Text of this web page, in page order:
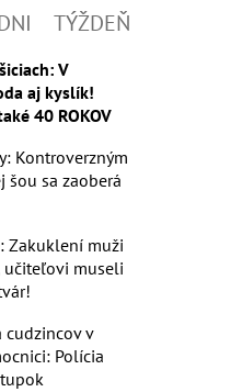
TÝŽDEŇ
V
aj kyslík!
40 ROKOV
Kontroverzným
šou sa zaoberá
Zakuklení muži
museli
v
Polícia